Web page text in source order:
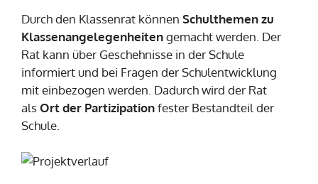
Durch den Klassenrat können Schulthemen zu
Klassenangelegenheitengemacht werden. Der
Rat kann über Geschehnisse in der Schule
informiert und bei Fragen der Schulentwicklung
mit einbezogen werden. Dadurch wird der Rat
alsOrt der Partizipationfester Bestandteil der
Schule.